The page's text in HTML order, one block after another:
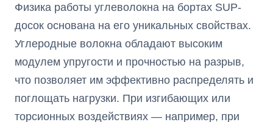
Физика работы углеволокна на бортах SUP-
досок основана на его уникальных свойствах.
Углеродные волокна обладают высоким
модулем упругости и прочностью на разрыв,
что позволяет им эффективно распределять и
поглощать нагрузки. При изгибающих или
торсионных воздействиях — например, при